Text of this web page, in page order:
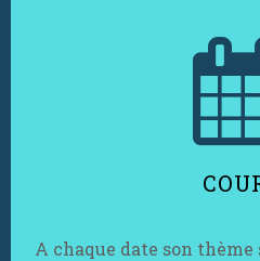
A chaque date son